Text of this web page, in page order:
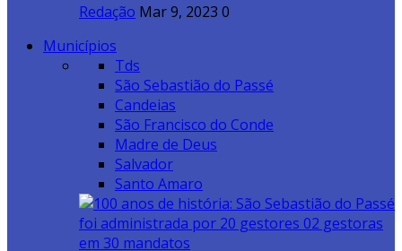
Redação Mar 9, 2023 0
Municípios
Tds
São Sebastião do Passé
Candeias
São Francisco do Conde
Madre de Deus
Salvador
Santo Amaro